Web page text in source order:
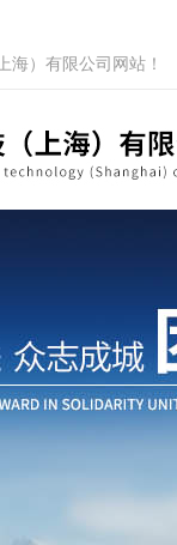
海）有限公司网站！